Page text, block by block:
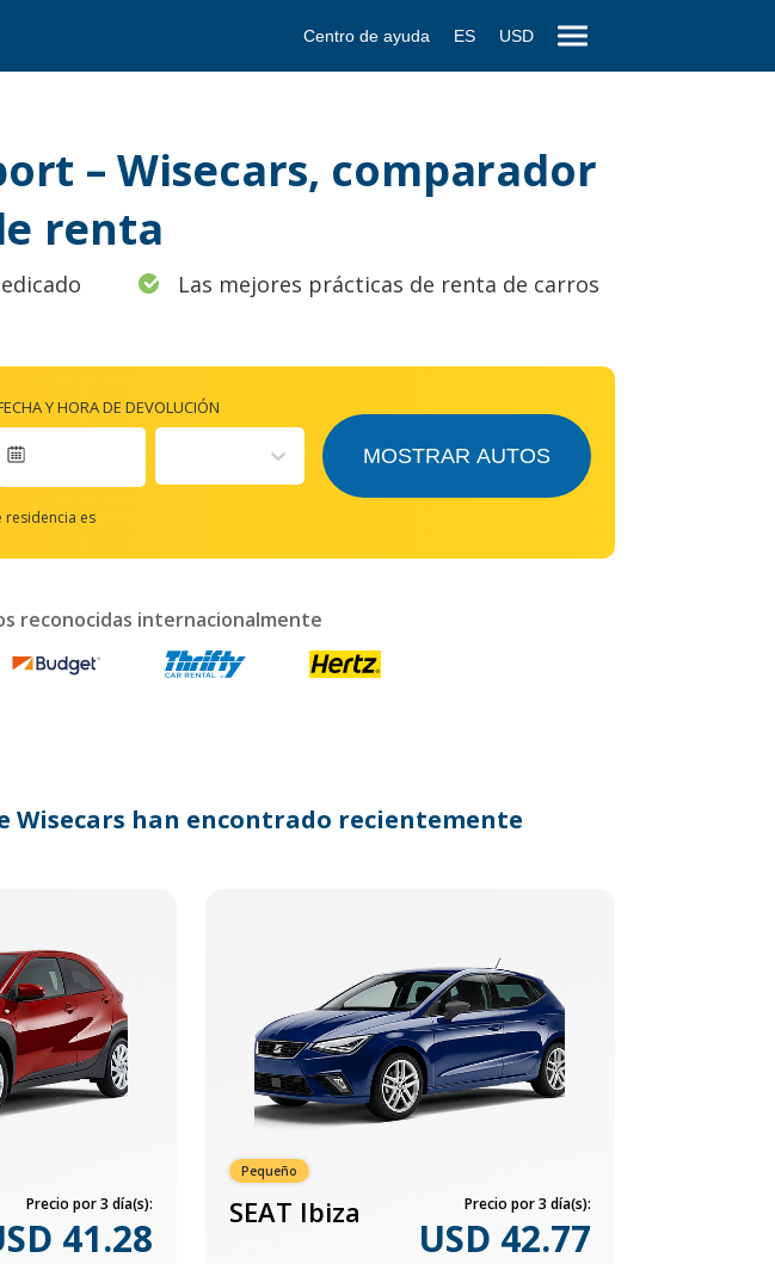
Centro de ayuda ES USD
– Wisecars, comparador
renta
Las mejores prácticas de renta de carros
Y HORA DE DEVOLUCIÓN
residencia es
MOSTRAR AUTOS
reconocidas internacionalmente
Wisecars han encontrado recientemente
Precio por 3 día(s):
41.28
Pequeño
SEAT Ibiza Precio por 3 día(s):
USD 42.77